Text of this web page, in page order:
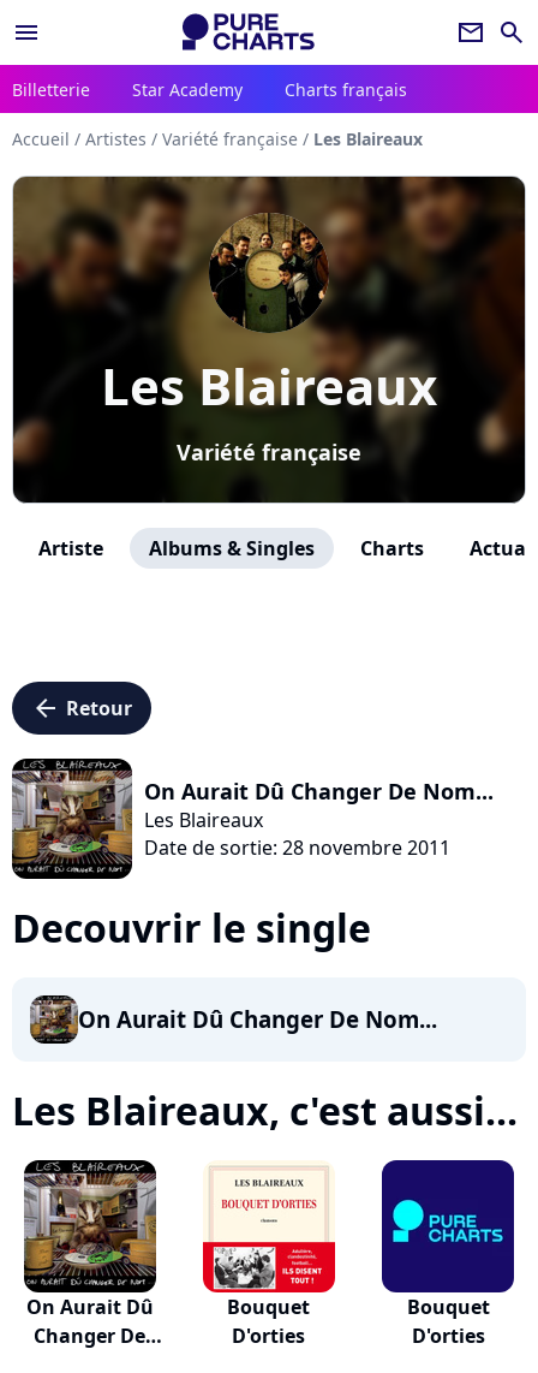
menu newsletter search
Billetterie Star Academy Charts français
Accueil / Artistes / Variété française / Les Blaireaux
Les Blaireaux
Variété française
Artiste Albums & Singles Charts
arrow_left Retour
On Aurait Dû Changer De Nom...
Les Blaireaux
Date de sortie: 28 novembre 2011
Decouvrir le single
On Aurait Dû Changer De Nom...
Les Blaireaux, c'est aussi...
On Aurait Dû
Changer De
Bouquet
D'orties
Bouquet
D'orties